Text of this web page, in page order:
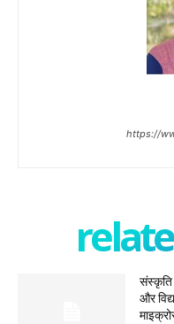
https://
संस्कृति
और